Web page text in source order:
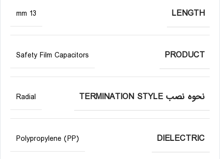
LENGTH
13 mm
PRODUCT
Safety Film Capacitors
نحوه نصب TERMINATION STYLE Radial
DIELECTRIC
Polypropylene (PP)